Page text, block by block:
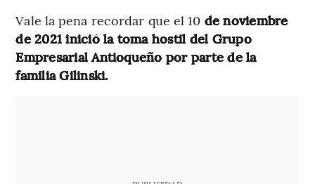
Vale la pena recordar que el 10 de noviembre
de 2021 inició la toma hostil del Grupo
Empresarial Antioqueño por parte de la
familia Gilinski.